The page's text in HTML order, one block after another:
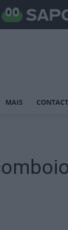
MAIS